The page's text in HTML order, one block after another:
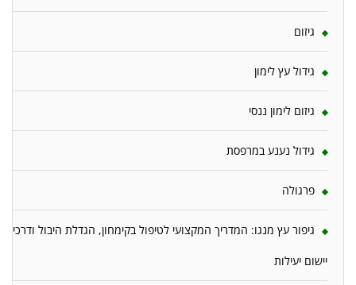
גיזום
גידול עץ לימון
גיזום לימון ננסי
גידול נענע במרפסת
פרגולה
גיפור עץ מנגו: המדריך המקצועי לטיפול בקימחון, הגדלת היבול ודרכי
יישום יעילות